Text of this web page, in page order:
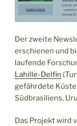
Der zweite
erschienen und
laufende
Lahille-Delfin (
gefährdete
Südbrasiliens,
Das Projekt wird